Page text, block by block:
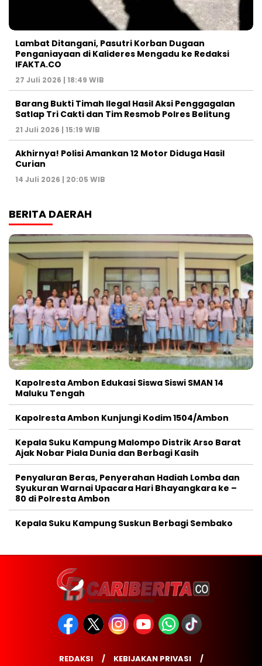
Lambat Ditangani, Pasutri Korban Dugaan
Penganiayaan di Kalideres Mengadu ke Redaksi
IFAKTA.CO
27 Juli 2026 | 18:49 WIB
Barang Bukti Timah Ilegal Hasil Aksi Penggagalan
Satlap Tri Cakti dan Tim Resmob Polres Belitung
21 Juli 2026 | 15:19 WIB
Akhirnya! Polisi Amankan 12 Motor Diduga Hasil
Curian
14 Juli 2026 | 20:05 WIB
BERITA DAERAH
Kapolresta Ambon Edukasi Siswa Siswi SMAN 14
Maluku Tengah
Kapolresta Ambon Kunjungi Kodim 1504/Ambon
Kepala Suku Kampung Malompo Distrik Arso Barat
Ajak Nobar Piala Dunia dan Berbagi Kasih
Penyaluran Beras, Penyerahan Hadiah Lomba dan
Syukuran Warnai Upacara Hari Bhayangkara ke –
80 di Polresta Ambon
Kepala Suku Kampung Suskun Berbagi Sembako
REDAKSI KEBIJAKAN PRIVASI